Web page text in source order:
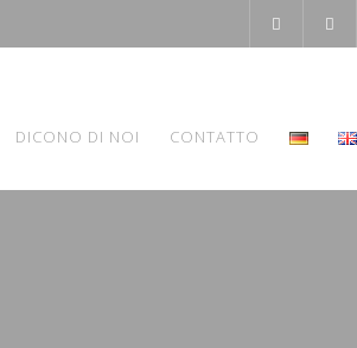
DICONO DI NOI CONTATTO